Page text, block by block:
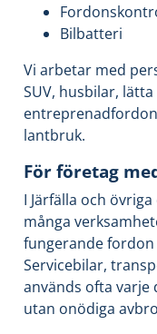
Bilbatteri
Vi arbetar med
SUV, husbilar,
lantbruk.
För företag
I Järfälla och
många
fungerande
Servicebilar,
används ofta varje
utan onödiga